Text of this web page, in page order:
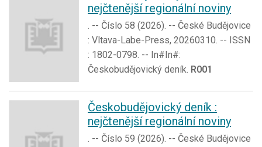
nejčtenější regionální noviny
. -- Číslo 58 (2026). -- České Budějovice
: Vltava-Labe-Press, 20260310. -- ISSN
: 1802-0798. -- In#In#:
Českobudějovický deník. R001
Českobudějovický deník :
nejčtenější regionální noviny
. -- Číslo 59 (2026). -- České Budějovice